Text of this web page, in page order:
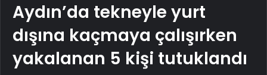
Aydın’da tekneyle yurt
dışına kaçmaya çalışırken
yakalanan 5 kişi tutuklandı